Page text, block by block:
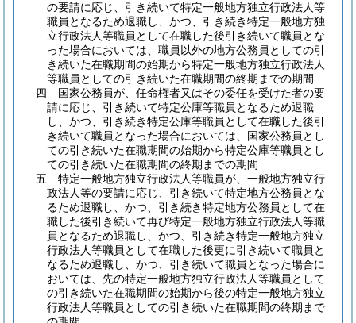
の要請に応じ、引き続いて特定一般地方独立行政法人等
職員となるため退職し、かつ、引き続き特定一般地方独
立行政法人等職員として在職した後引き続いて職員とな
った場合においては、職員以外の地方公務員としての引
き続いた在職期間の始期から特定一般地方独立行政法人
等職員としての引き続いた在職期間の終期までの期間
四
国家公務員が、任命権者又はその委任を受けた者の要
請に応じ、引き続いて特定公庫等職員となるため退職
し、かつ、引き続き特定公庫等職員として在職した後引
き続いて職員となった場合においては、国家公務員とし
ての引き続いた在職期間の始期から特定公庫等職員とし
ての引き続いた在職期間の終期までの期間
五
特定一般地方独立行政法人等職員が、一般地方独立行
政法人等の要請に応じ、引き続いて特定地方公務員とな
るため退職し、かつ、引き続き特定地方公務員として在
職した後引き続いて再び特定一般地方独立行政法人等職
員となるため退職し、かつ、引き続き特定一般地方独立
行政法人等職員として在職した後更に引き続いて職員と
なるため退職し、かつ、引き続いて職員となった場合に
おいては、先の特定一般地方独立行政法人等職員として
の引き続いた在職期間の始期から後の特定一般地方独立
行政法人等職員としての引き続いた在職期間の終期まで